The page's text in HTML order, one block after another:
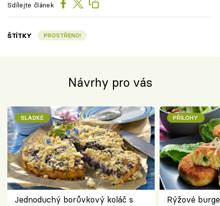
Sdílejte článek
ŠTÍTKY PROSTŘENO!
Návrhy pro vás
SLADKÉ
Jednoduchý borůvkový koláč s
PŘÍLOHY
Rýžové